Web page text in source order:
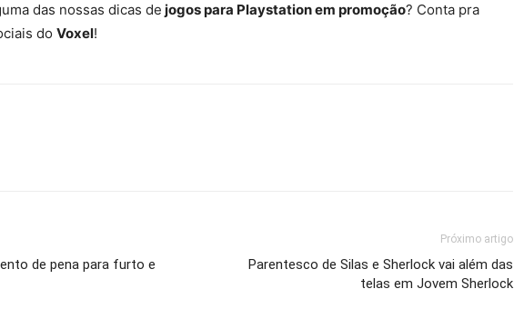
das nossas dicas de jogos para Playstation em promoção? Conta pra
do Voxel!
de pena para furto e
Próximo artigo
Parentesco de Silas e Sherlock vai além das
telas em Jovem Sherlock